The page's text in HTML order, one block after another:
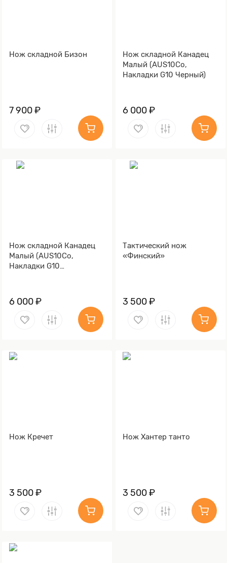
Нож складной Бизон
7 900 ₽
Нож складной Канадец
Малый (AUS10Co,
Накладки G10 Черный)
6 000 ₽
Нож складной Канадец
Малый (AUS10Co,
Накладки G10
6 000 ₽
Тактический нож
«Финский»
3 500 ₽
Нож Кречет
3 500 ₽
Нож Хантер танто
3 500 ₽